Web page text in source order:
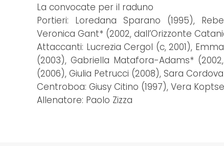
La convocate per il raduno
Portieri: Loredana Sparano (1995),
Veronica Gant* (2002, dall’Orizzonte
Attaccanti: Lucrezia Cergol (c, 2001),
(2003), Gabriella Matafora-Adams*
(2006), Giulia Petrucci (2008), Sara
Centroboa: Giusy Citino (1997), Vera
Allenatore: Paolo Zizza